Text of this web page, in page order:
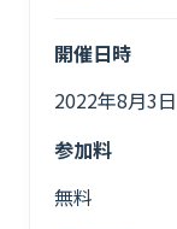
開催日時
2022年8月3
参加料
無料